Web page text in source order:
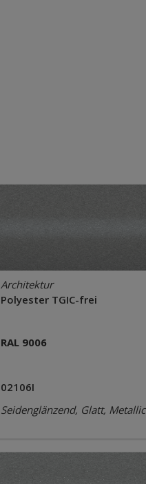
Architektur
Polyester TGIC-frei
RAL 9006
02106I
Seidenglänzend, Glatt, Metallic